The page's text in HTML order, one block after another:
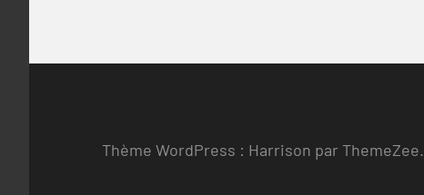
Thème WordPress : Harrison par ThemeZee.